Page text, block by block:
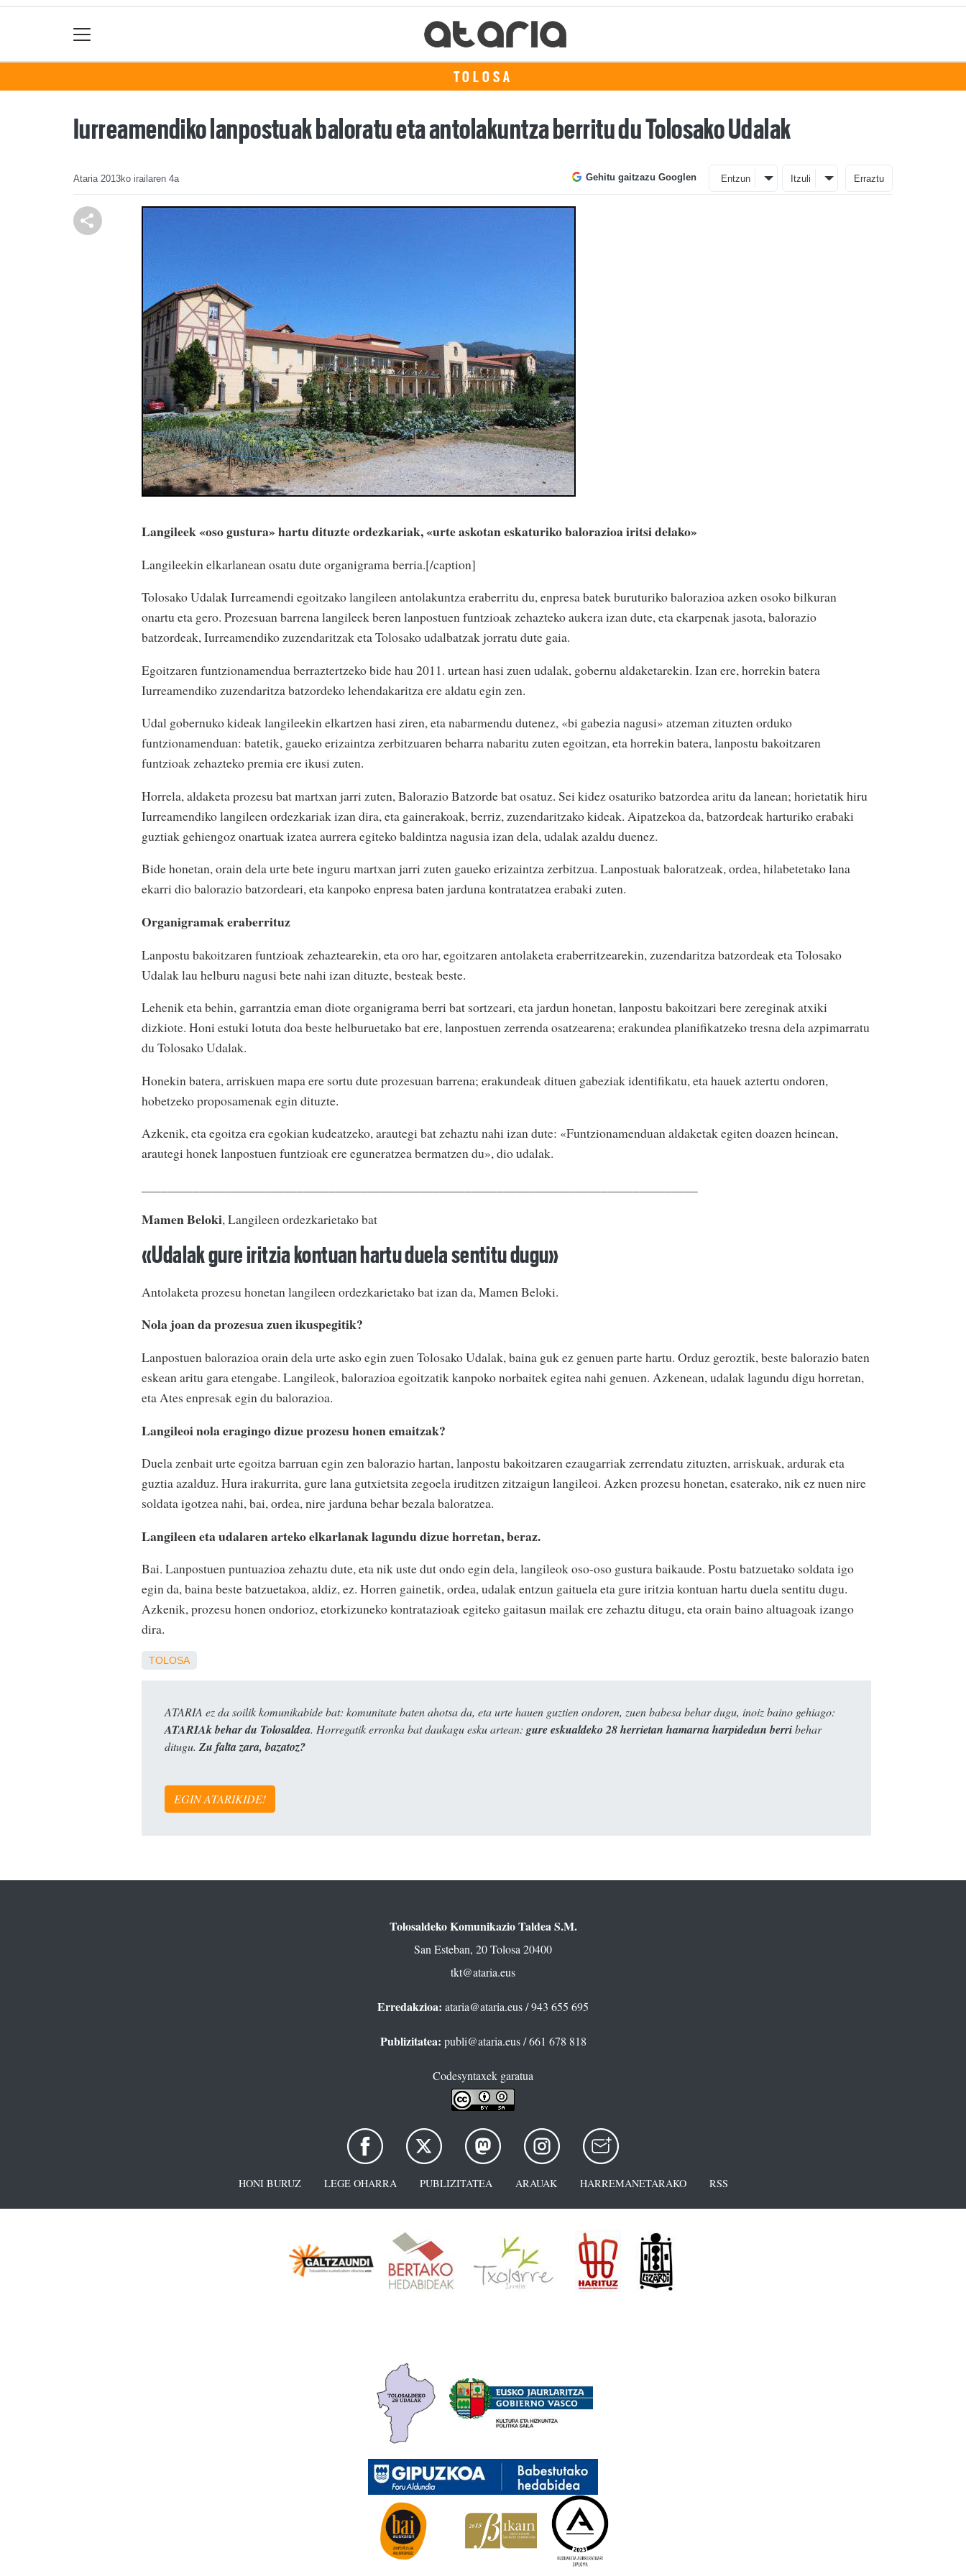
TOLOSA
Iurreamendiko lanpostuak baloratu eta antolakuntza berritu du Tolosako Udalak
Ataria 2013ko irailaren 4a Gehitu gaitzazu Googlen Entzun Itzuli Erraztu
Langileek «oso gustura» hartu dituzte ordezkariak, «urte askotan eskaturiko balorazioa iritsi delako»
Langileekin elkarlanean osatu dute organigrama berria.[/caption]
Tolosako Udalak Iurreamendi egoitzako langileen antolakuntza eraberritu du, enpresa batek buruturiko balorazioa azken osoko bilkuran
onartu eta gero. Prozesuan barrena langileek beren lanpostuen funtzioak zehazteko aukera izan dute, eta ekarpenak jasota, balorazio
batzordeak, Iurreamendiko zuzendaritzak eta Tolosako udalbatzak jorratu dute gaia.
Egoitzaren funtzionamendua berraztertzeko bide hau 2011. urtean hasi zuen udalak, gobernu aldaketarekin. Izan ere, horrekin batera
Iurreamendiko zuzendaritza batzordeko lehendakaritza ere aldatu egin zen.
Udal gobernuko kideak langileekin elkartzen hasi ziren, eta nabarmendu dutenez, «bi gabezia nagusi» atzeman zituzten orduko
funtzionamenduan: batetik, gaueko erizaintza zerbitzuaren beharra nabaritu zuten egoitzan, eta horrekin batera, lanpostu bakoitzaren
funtzioak zehazteko premia ere ikusi zuten.
Horrela, aldaketa prozesu bat martxan jarri zuten, Balorazio Batzorde bat osatuz. Sei kidez osaturiko batzordea aritu da lanean; horietatik hiru
Iurreamendiko langileen ordezkariak izan dira, eta gainerakoak, berriz, zuzendaritzako kideak. Aipatzekoa da, batzordeak harturiko erabaki
guztiak gehiengoz onartuak izatea aurrera egiteko baldintza nagusia izan dela, udalak azaldu duenez.
Bide honetan, orain dela urte bete inguru martxan jarri zuten gaueko erizaintza zerbitzua. Lanpostuak baloratzeak, ordea, hilabetetako lana
ekarri dio balorazio batzordeari, eta kanpoko enpresa baten jarduna kontratatzea erabaki zuten.
Organigramak eraberrituz
Lanpostu bakoitzaren funtzioak zehaztearekin, eta oro har, egoitzaren antolaketa eraberritzearekin, zuzendaritza batzordeak eta Tolosako
Udalak lau helburu nagusi bete nahi izan dituzte, besteak beste.
Lehenik eta behin, garrantzia eman diote organigrama berri bat sortzeari, eta jardun honetan, lanpostu bakoitzari bere zereginak atxiki
dizkiote. Honi estuki lotuta doa beste helburuetako bat ere, lanpostuen zerrenda osatzearena; erakundea planifikatzeko tresna dela azpimarratu
du Tolosako Udalak.
Honekin batera, arriskuen mapa ere sortu dute prozesuan barrena; erakundeak dituen gabeziak identifikatu, eta hauek aztertu ondoren,
hobetzeko proposamenak egin dituzte.
Azkenik, eta egoitza era egokian kudeatzeko, arautegi bat zehaztu nahi izan dute: «Funtzionamenduan aldaketak egiten doazen heinean,
arautegi honek lanpostuen funtzioak ere eguneratzea bermatzen du», dio udalak.
Mamen Beloki, Langileen ordezkarietako bat
«Udalak gure iritzia kontuan hartu duela sentitu dugu»
Antolaketa prozesu honetan langileen ordezkarietako bat izan da, Mamen Beloki.
Nola joan da prozesua zuen ikuspegitik?
Lanpostuen balorazioa orain dela urte asko egin zuen Tolosako Udalak, baina guk ez genuen parte hartu. Orduz geroztik, beste balorazio baten
eskean aritu gara etengabe. Langileok, balorazioa egoitzatik kanpoko norbaitek egitea nahi genuen. Azkenean, udalak lagundu digu horretan,
eta Ates enpresak egin du balorazioa.
Langileoi nola eragingo dizue prozesu honen emaitzak?
Duela zenbait urte egoitza barruan egin zen balorazio hartan, lanpostu bakoitzaren ezaugarriak zerrendatu zituzten, arriskuak, ardurak eta
guztia azalduz. Hura irakurrita, gure lana gutxietsita zegoela iruditzen zitzaigun langileoi. Azken prozesu honetan, esaterako, nik ez nuen nire
soldata igotzea nahi, bai, ordea, nire jarduna behar bezala baloratzea.
Langileen eta udalaren arteko elkarlanak lagundu dizue horretan, beraz.
Bai. Lanpostuen puntuazioa zehaztu dute, eta nik uste dut ondo egin dela, langileok oso-oso gustura baikaude. Postu batzuetako soldata igo
egin da, baina beste batzuetakoa, aldiz, ez. Horren gainetik, ordea, udalak entzun gaituela eta gure iritzia kontuan hartu duela sentitu dugu.
Azkenik, prozesu honen ondorioz, etorkizuneko kontratazioak egiteko gaitasun mailak ere zehaztu ditugu, eta orain baino altuagoak izango
dira.
TOLOSA
ATARIA ez da soilik komunikabide bat: komunitate baten ahotsa da, eta urte hauen guztien ondoren, zuen babesa behar dugu, inoiz baino gehiago:
ATARIAk behar du Tolosaldea. Horregatik erronka bat daukagu esku artean: gure eskualdeko 28 herrietan hamarna harpidedun berribehar
ditugu. Zu falta zara, bazatoz?
EGIN ATARIKIDE!
Tolosaldeko Komunikazio Taldea S.M.
San Esteban, 20 Tolosa 20400
tkt@ataria.eus
Erredakzioa: ataria@ataria.eus/ 943 655 695
Publizitatea: publi@ataria.eus/ 661 678 818
Codesyntaxek garatua
HONI BURUZ LEGE OHARRA PUBLIZITATEA ARAUAK HARREMANETARAKO RSS